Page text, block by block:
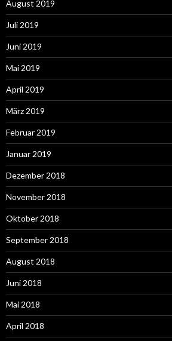
August 2019
Juli 2019
Juni 2019
Mai 2019
April 2019
März 2019
Februar 2019
Januar 2019
Dezember 2018
November 2018
Oktober 2018
September 2018
August 2018
Juni 2018
Mai 2018
April 2018